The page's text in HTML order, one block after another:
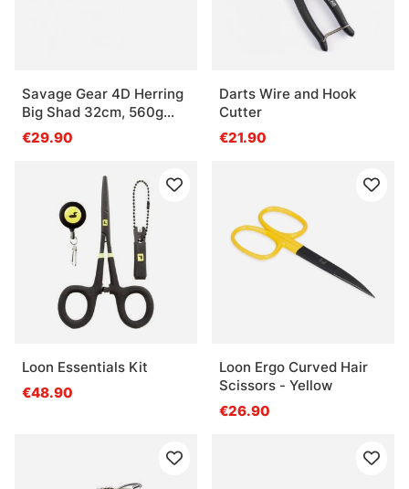
Savage Gear 4D Herring
Big Shad 32cm, 560g
1+1pcs - Green Mackerel
€29.90
Darts Wire and Hook
Cutter
€21.90
Loon Essentials Kit
€48.90
Loon Ergo Curved Hair
Scissors - Yellow
€26.90